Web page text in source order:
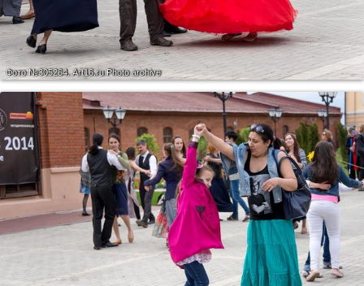
Фото №305264.Art16.ru Photo archive